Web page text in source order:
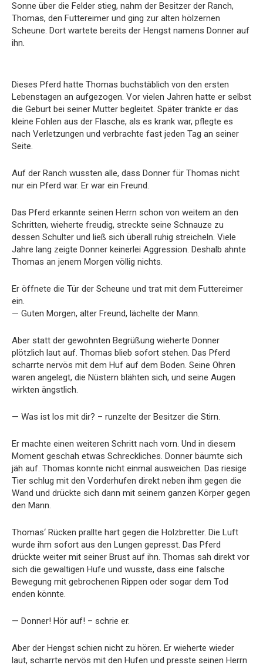
Sonne über die Felder stieg, nahm der Besitzer der Ranch,
Thomas, den Futtereimer und ging zur alten hölzernen
Scheune. Dort wartete bereits der Hengst namens Donner auf
ihn.
Dieses Pferd hatte Thomas buchstäblich von den ersten
Lebenstagen an aufgezogen. Vor vielen Jahren hatte er selbst
die Geburt bei seiner Mutter begleitet. Später tränkte er das
kleine Fohlen aus der Flasche, als es krank war, pflegte es
nach Verletzungen und verbrachte fast jeden Tag an seiner
Seite.
Auf der Ranch wussten alle, dass Donner für Thomas nicht
nur ein Pferd war. Er war ein Freund.
Das Pferd erkannte seinen Herrn schon von weitem an den
Schritten, wieherte freudig, streckte seine Schnauze zu
dessen Schulter und ließ sich überall ruhig streicheln. Viele
Jahre lang zeigte Donner keinerlei Aggression. Deshalb ahnte
Thomas an jenem Morgen völlig nichts.
Er öffnete die Tür der Scheune und trat mit dem Futtereimer
ein.
— Guten Morgen, alter Freund, lächelte der Mann.
Aber statt der gewohnten Begrüßung wieherte Donner
plötzlich laut auf. Thomas blieb sofort stehen. Das Pferd
scharrte nervös mit dem Huf auf dem Boden. Seine Ohren
waren angelegt, die Nüstern blähten sich, und seine Augen
wirkten ängstlich.
— Was ist los mit dir? – runzelte der Besitzer die Stirn.
Er machte einen weiteren Schritt nach vorn. Und in diesem
Moment geschah etwas Schreckliches. Donner bäumte sich
jäh auf. Thomas konnte nicht einmal ausweichen. Das riesige
Tier schlug mit den Vorderhufen direkt neben ihm gegen die
Wand und drückte sich dann mit seinem ganzen Körper gegen
den Mann.
Thomas‘ Rücken prallte hart gegen die Holzbretter. Die Luft
wurde ihm sofort aus den Lungen gepresst. Das Pferd
drückte weiter mit seiner Brust auf ihn. Thomas sah direkt vor
sich die gewaltigen Hufe und wusste, dass eine falsche
Bewegung mit gebrochenen Rippen oder sogar dem Tod
enden könnte.
— Donner! Hör auf! – schrie er.
Aber der Hengst schien nicht zu hören. Er wieherte wieder
laut, scharrte nervös mit den Hufen und presste seinen Herrn